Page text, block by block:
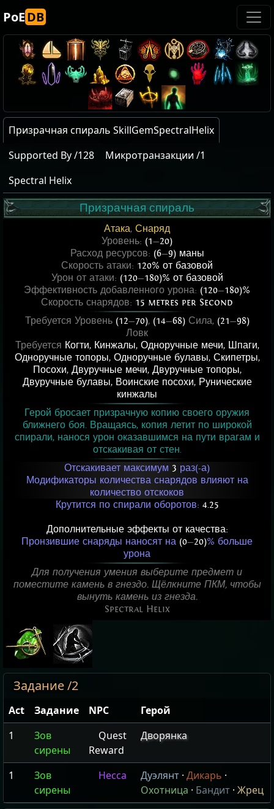
PoEDB
Призрачная спираль SkillGemSpectralHelix
Supported By /128
Микротранзакции /1
Spectral Helix
Призрачная спираль
Атака, Снаряд
Уровень: (1—20)
Расход ресурсов: (6—9) маны
Скорость атаки: 120% от базовой
Урон от атаки: (120—180)% от базовой
Эффективность добавленного урона: (120—180)%
Скорость снарядов: 15 metres per Second
Требуется Уровень (12—70), (14—68)Сила, (21—98)
Ловк
Требуется Когти, Кинжалы, Одноручные мечи, Шпаги,
Одноручные топоры, Одноручные булавы, Скипетры,
Посохи, Двуручные мечи, Двуручные топоры,
Двуручные булавы, Воинские посохи, Рунические
кинжалы
Герой бросает призрачную копию своего оружия
ближнего боя. Вращаясь, копия летит по широкой
спирали, нанося урон оказавшимся на пути врагам и
отскакивая от стен.
Отскакивает максимум 3 раз(-а)
Модификаторы количества снарядов влияют на
количество отскоков
Крутится по спирали оборотов: 4.25
Дополнительные эффекты от качества:
Пронзившие снаряды наносят на (0—20)% больше
урона
Для получения умения выберите предмет и
поместите камень в гнездо. Щёлкните ПКМ, чтобы
вынуть камень из гнезда.
Spectral Helix
Задание /2
Act Задание NPC
Герой
1
Зов
сирены
Quest
Reward
Дворянка
1
Зов
сирены
Несса Дуэлянт · Дикарь ·
Охотница · Бандит · Жрец